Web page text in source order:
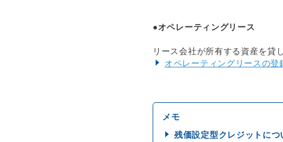
●オペレーティングリース
リース会社が所有する資産を貸
オペレーティングリースの登
残価設定型クレジットにつ